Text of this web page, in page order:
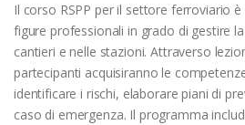
Il corso RSPP per il settore ferroviario
figure professionali in grado di gestire
cantieri e nelle stazioni. Attraverso
partecipanti acquisiranno le
identificare i rischi, elaborare piani di
caso di emergenza. Il programma